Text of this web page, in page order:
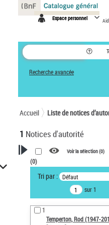
Espace personnel
Recherche avancée
Accueil Liste de notices
1 Notices d'autorité
VOTRE RECHERCHE
Recherche avancée dans
notices d’autorité
Œuvres liées à l'auteur :
Temperton, Rod (1947-
Voir la sélection (0)
(0)
Tri par : Défaut
sur 1
1
Temperton, Rod (1947-
Panneau de gestion des cookies